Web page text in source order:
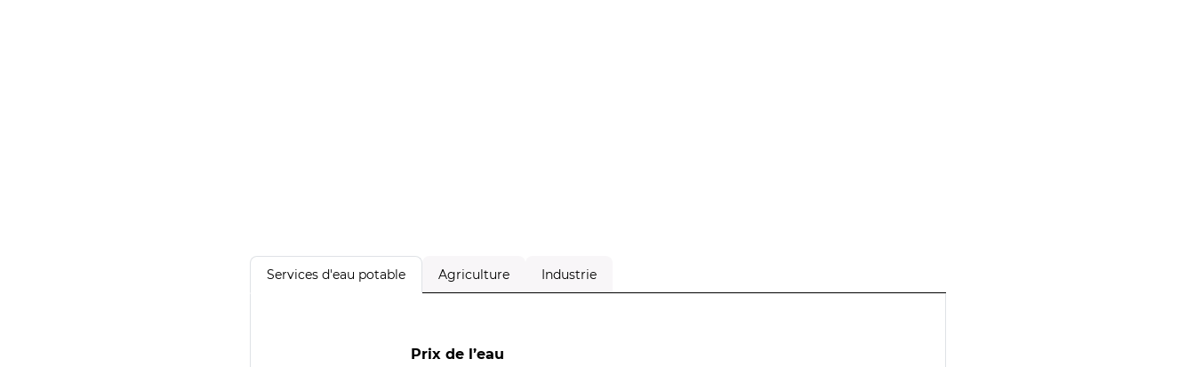
Services d'eau potable Agriculture Industrie
Prix de l’eau